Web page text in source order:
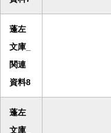
蓬左
文庫_
関連
資料8
蓬左
文庫_